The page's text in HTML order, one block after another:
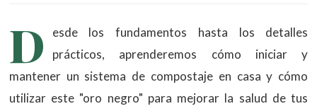
D
esde los fundamentos hasta los detalles
prácticos, aprenderemos cómo iniciar y
mantener un sistema de compostaje en casa y cómo
utilizar este "oro negro" para mejorar la salud de tus